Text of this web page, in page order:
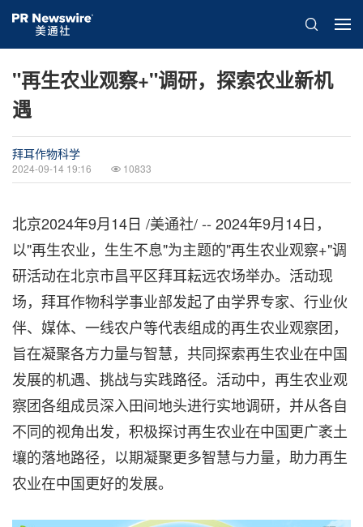
"再生农业观察+"调研，探索农业新机
遇
拜耳作物科学
2024-09-14 19:16 10833
北京2024年9月14日 /美通社/ -- 2024年9月14日，
以"再生农业，生生不息"为主题的"再生农业观察+"调
研活动在北京市昌平区拜耳耘远农场举办。活动现
场，拜耳作物科学事业部发起了由学界专家、行业伙
伴、媒体、一线农户等代表组成的再生农业观察团，
旨在凝聚各方力量与智慧，共同探索再生农业在中国
发展的机遇、挑战与实践路径。活动中，再生农业观
察团各组成员深入田间地头进行实地调研，并从各自
不同的视角出发，积极探讨再生农业在中国更广袤土
壤的落地路径，以期凝聚更多智慧与力量，助力再生
农业在中国更好的发展。